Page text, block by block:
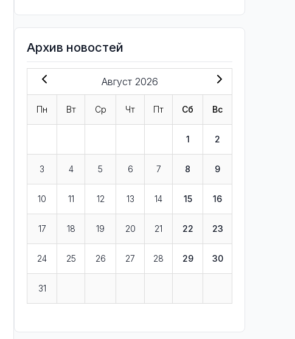
Архив новостей
Август 2026
Пн Вт Ср Чт Пт Сб Вс
1 2
3 4 5 6 7 8 9
10 11 12 13 14 15 16
17 18 19 20 21 22 23
24 25 26 27 28 29 30
31